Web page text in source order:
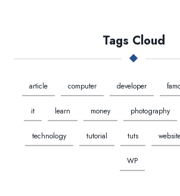
Tags Cloud
article computer developer
it learn money photography
technology tutorial tuts
WP